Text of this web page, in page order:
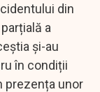
din
a
și-au
în condiții
prezența unor